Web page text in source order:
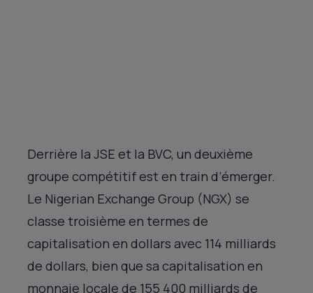
Derrière la JSE et la BVC, un deuxième
groupe compétitif est en train d’émerger.
Le Nigerian Exchange Group (NGX) se
classe troisième en termes de
capitalisation en dollars avec 114 milliards
de dollars, bien que sa capitalisation en
monnaie locale de 155 400 milliards de